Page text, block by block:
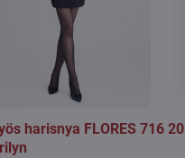
harisnya FLORES 716 20